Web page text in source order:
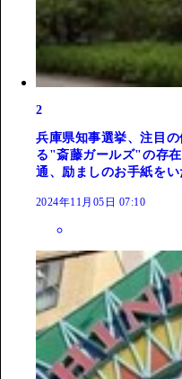
2
兵庫県知事選挙、注目
る"斎藤ガールズ"の存
通、励ましのお手紙をい
2024年11月05日 07:10